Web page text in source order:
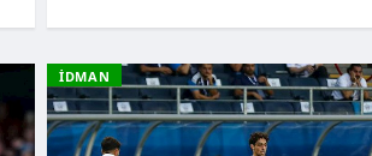
İDMAN